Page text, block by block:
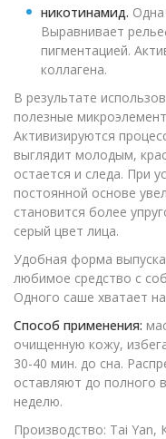
никотинамид. Одна
Выравнивает
пигментацией.
коллагена.
В результате
полезные
Активизируются
выглядит молодым,
остается и следа. При
постоянной основе
становится более
серый цвет лица.
Удобная форма
любимое средство с
Одного саше хватает
Способ применения:
очищенную кожу,
30-40 мин. до сна.
оставляют до полного
неделю.
Производство: Tai Yan,